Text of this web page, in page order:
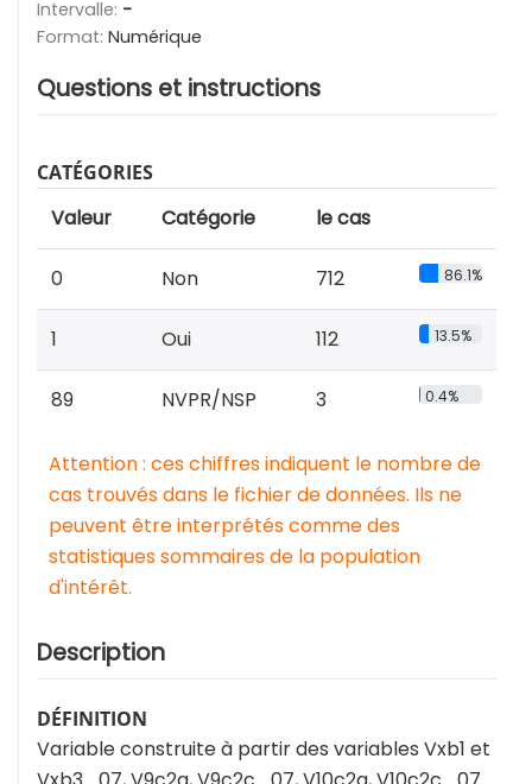
Intervalle: -
Format: Numérique
Questions et instructions
CATÉGORIES
Valeur Catégorie le cas
0 Non 712 86.1%
1 Oui 112 13.5%
89 NVPR/NSP 3 0.4%
Attention : ces chiffres indiquent le nombre de
cas trouvés dans le fichier de données. Ils ne
peuvent être interprétés comme des
statistiques sommaires de la population
d'intérêt.
Description
DÉFINITION
Variable construite à partir des variables Vxb1 et